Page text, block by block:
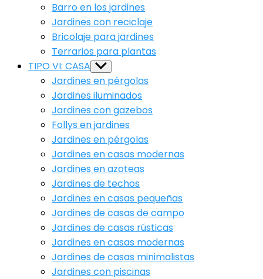
Barro en los jardines
Jardines con reciclaje
Bricolaje para jardines
Terrarios para plantas
TIPO VI: CASA Show
sub
menu
Jardines en pérgolas
Jardines iluminados
Jardines con gazebos
Follys en jardines
Jardines en pérgolas
Jardines en casas modernas
Jardines en azoteas
Jardines de techos
Jardines en casas pequeñas
Jardines de casas de campo
Jardines de casas rústicas
Jardines en casas modernas
Jardines de casas minimalistas
Jardines con piscinas